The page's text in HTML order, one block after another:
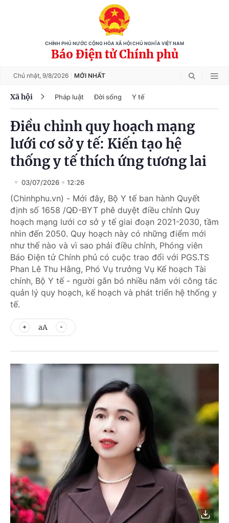
CHÍNH PHỦ NƯỚC CỘNG HÒA XÃ HỘI CHỦ NGHĨA VIỆT NAM
Báo Điện tử Chính phủ
Chủ nhật, 9/8/2026 MỚI NHẤT
Xã hội Pháp luật Đời sống Y tế
Điều chỉnh quy hoạch mạng
lưới cơ sở y tế: Kiến tạo hệ
thống y tế thích ứng tương lai
03/07/2026 12:26
(Chinhphu.vn) - Mới đây, Bộ Y tế ban hành Quyết
định số 1658 /QĐ-BYT phê duyệt điều chỉnh Quy
hoạch mạng lưới cơ sở y tế giai đoạn 2021-2030, tầm
nhìn đến 2050. Quy hoạch này có những điểm mới
như thế nào và vì sao phải điều chỉnh, Phóng viên
Báo Điện tử Chính phủ có cuộc trao đổi với PGS.TS
Phan Lê Thu Hằng, Phó Vụ trưởng Vụ Kế hoạch Tài
chính, Bộ Y tế - người gắn bó nhiều năm với công tác
quản lý quy hoạch, kế hoạch và phát triển hệ thống y
tế.
aA